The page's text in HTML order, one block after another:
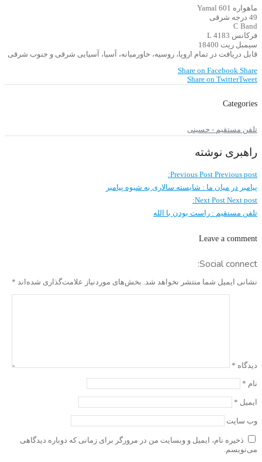
ماهواره Yamal 601
49 درجه شرقی
C Band
فرکانس 4183 L
سیمبل ریت 18400
قابل دریافت در تمام اروپا، روسیه، خاورمیانه، آسیا، آسیایی شرقی و جنوب شرقی
Share on Facebook Share
Share on TwitterTweet
Categories
تلفن مستقیم - حسینی
راهبری نوشته
Previous Post Previous post:
پیامبر در میان ما : شایسته سالاری به شیوه پیامبر
Next Post Next post:
تلفن مستقیم : راست بودن با الله
Leave a comment
Social connect:
نشانی ایمیل شما منتشر نخواهد شد. بخش‌های موردنیاز علامت‌گذاری شده‌اند *
دیدگاه *
نام *
ایمیل *
وب‌ سایت
ذخیره نام، ایمیل و وبسایت من در مرورگر برای زمانی که دوباره دیدگاهی
می‌نویسم.